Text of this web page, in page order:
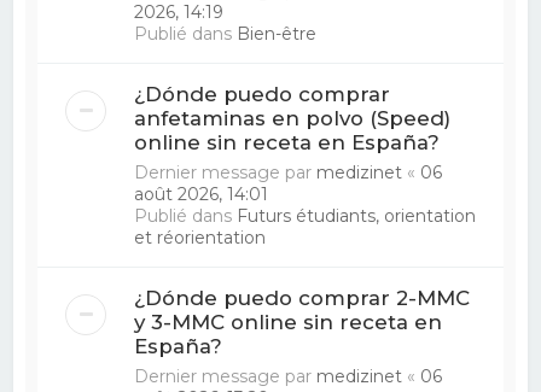
2026, 14:19
Publié dans Bien-être
¿Dónde puedo comprar
anfetaminas en polvo (Speed)
online sin receta en España?
Dernier message par medizinet « 06
août 2026, 14:01
Publié dans Futurs étudiants, orientation
et réorientation
¿Dónde puedo comprar 2-MMC
y 3-MMC online sin receta en
España?
Dernier message par medizinet « 06